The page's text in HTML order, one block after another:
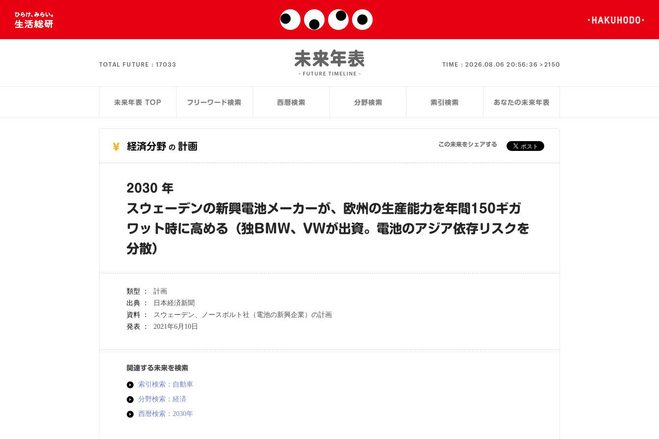
TOTAL FUTURE : 17033 TIME :2026.08.06 20:56:36 >2150
経済分野 の 計画 この未来をシェアする
2030 年
スウェーデンの新興電池メーカーが、欧州の生産能力を年間150ギガ
ワット時に高める（独BMW、VWが出資。電池のアジア依存リスクを
分散）
類型 ：
計画
出典 ：
日本経済新聞
資料 ：
スウェーデン、ノースボルト社（電池の新興企業）の計画
発表 ：
2021年6月10日
関連する未来を検索
索引検索：自動車
分野検索：経済
西暦検索：2030年